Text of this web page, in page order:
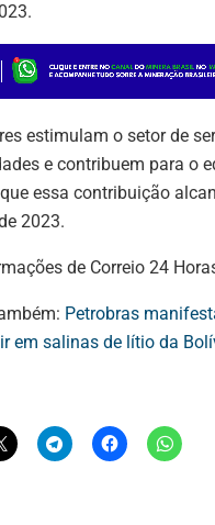
estimulam o setor de
e contribuem para o
essa contribuição
2023.
de Correio 24
Petrobras
em salinas de lítio da